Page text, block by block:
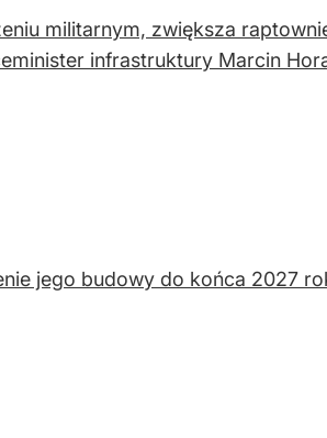
militarnym, zwiększa
infrastruktury Marcin
jego budowy do końca 2027